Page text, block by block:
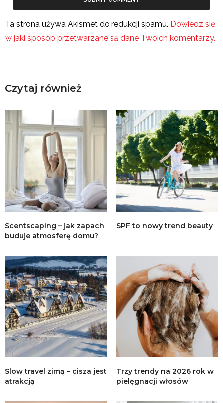
Ta strona używa Akismet do redukcji spamu. Dowiedz się,
w jaki sposób przetwarzane są dane Twoich komentarzy.
Czytaj również
Scentscaping – jak zapach
buduje atmosferę domu?
SPF to nowy trend beauty
Slow travel zimą – cisza jest
atrakcją
Trzy trendy na 2026 rok w
pielęgnacji włosów